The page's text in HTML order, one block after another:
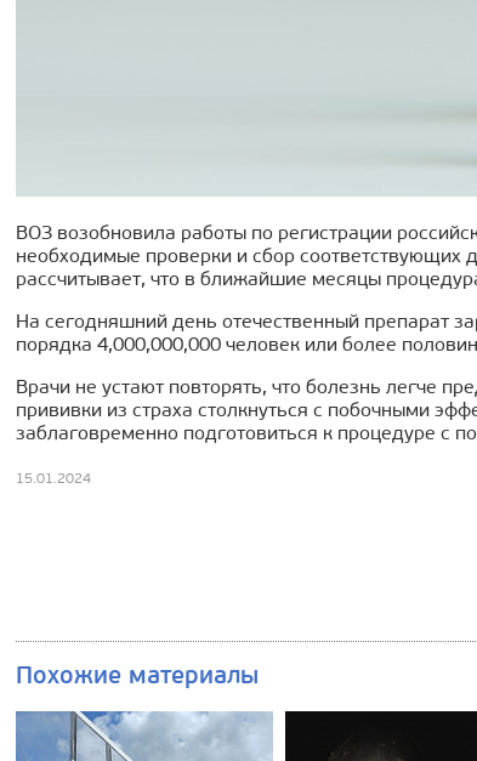
ВОЗ возобновила работы по регистрации
необходимые проверки и сбор соответствующих
рассчитывает, что в ближайшие месяцы
На сегодняшний день отечественный препарат
порядка 4,000,000,000 человек или более
Врачи не устают повторять, что болезнь легче
прививки из страха столкнуться с побочными
заблаговременно подготовиться к процедуре с
15.01.2024
Похожие материалы